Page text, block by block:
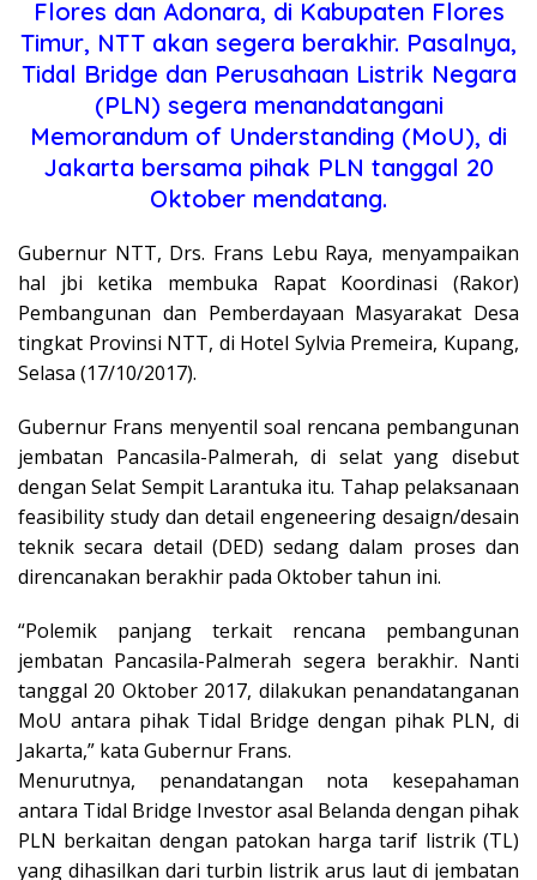
Flores dan Adonara, di Kabupaten Flores
Timur, NTT akan segera berakhir. Pasalnya,
Tidal Bridge dan Perusahaan Listrik Negara
(PLN) segera menandatangani
Memorandum of Understanding (MoU), di
Jakarta bersama pihak PLN tanggal 20
Oktober mendatang.
Gubernur NTT, Drs. Frans Lebu Raya, menyampaikan
hal jbi ketika membuka Rapat Koordinasi (Rakor)
Pembangunan dan Pemberdayaan Masyarakat Desa
tingkat Provinsi NTT, di Hotel Sylvia Premeira, Kupang,
Selasa (17/10/2017).
Gubernur Frans menyentil soal rencana pembangunan
jembatan Pancasila-Palmerah, di selat yang disebut
dengan Selat Sempit Larantuka itu. Tahap pelaksanaan
feasibility study dan detail engeneering desaign/desain
teknik secara detail (DED) sedang dalam proses dan
direncanakan berakhir pada Oktober tahun ini.
“Polemik panjang terkait rencana pembangunan
jembatan Pancasila-Palmerah segera berakhir. Nanti
tanggal 20 Oktober 2017, dilakukan penandatanganan
MoU antara pihak Tidal Bridge dengan pihak PLN, di
Jakarta,” kata Gubernur Frans.
Menurutnya, penandatangan nota kesepahaman
antara Tidal Bridge Investor asal Belanda dengan pihak
PLN berkaitan dengan patokan harga tarif listrik (TL)
yang dihasilkan dari turbin listrik arus laut di jembatan